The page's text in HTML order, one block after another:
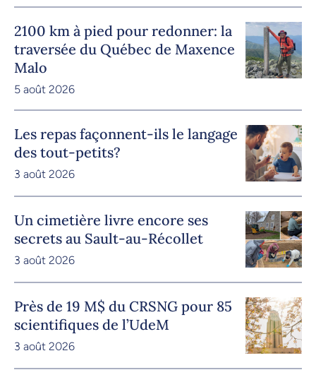
2100 km à pied pour redonner: la
traversée du Québec de Maxence
Malo
5 août 2026
Les repas façonnent-ils le langage
des tout-petits?
3 août 2026
Un cimetière livre encore ses
secrets au Sault-au-Récollet
3 août 2026
Près de 19 M$ du CRSNG pour 85
scientifiques de l’UdeM
3 août 2026